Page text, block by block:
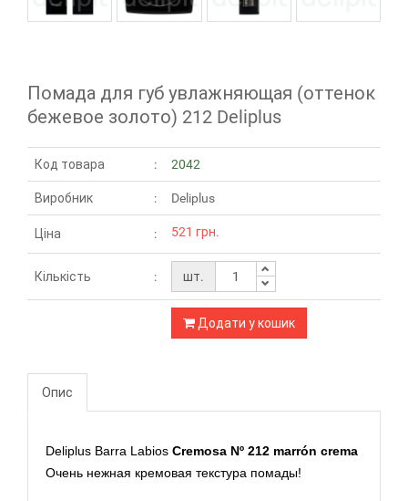
Помада для губ увлажняющая (оттенок
бежевое золото) 212 Deliplus
Код товара 2042
Виробник Deliplus
Ціна 521 грн.
Кількість шт.
Додати у кошик
Опис
Deliplus Barra Labios Cremosa Nº 212 marrón crema
Очень нежная кремовая текстура помады!